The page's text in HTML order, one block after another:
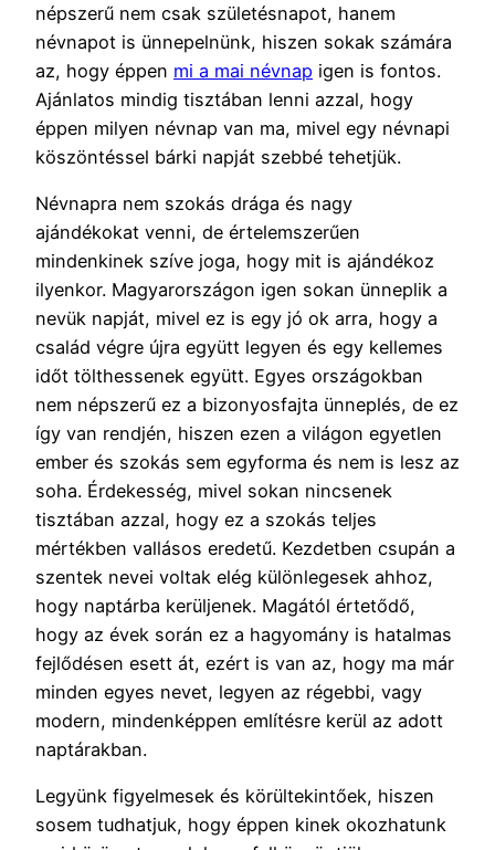
népszerű nem csak születésnapot, hanem
névnapot is ünnepelnünk, hiszen sokak számára
az, hogy éppen mi a mai névnap igen is fontos.
Ajánlatos mindig tisztában lenni azzal, hogy
éppen milyen névnap van ma, mivel egy névnapi
köszöntéssel bárki napját szebbé tehetjük.
Névnapra nem szokás drága és nagy
ajándékokat venni, de értelemszerűen
mindenkinek szíve joga, hogy mit is ajándékoz
ilyenkor. Magyarországon igen sokan ünneplik a
nevük napját, mivel ez is egy jó ok arra, hogy a
család végre újra együtt legyen és egy kellemes
időt tölthessenek együtt. Egyes országokban
nem népszerű ez a bizonyosfajta ünneplés, de ez
így van rendjén, hiszen ezen a világon egyetlen
ember és szokás sem egyforma és nem is lesz az
soha. Érdekesség, mivel sokan nincsenek
tisztában azzal, hogy ez a szokás teljes
mértékben vallásos eredetű. Kezdetben csupán a
szentek nevei voltak elég különlegesek ahhoz,
hogy naptárba kerüljenek. Magától értetődő,
hogy az évek során ez a hagyomány is hatalmas
fejlődésen esett át, ezért is van az, hogy ma már
minden egyes nevet, legyen az régebbi, vagy
modern, mindenképpen említésre kerül az adott
naptárakban.
Legyünk figyelmesek és körültekintőek, hiszen
sosem tudhatjuk, hogy éppen kinek okozhatunk